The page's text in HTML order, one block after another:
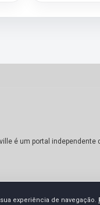
é um portal
experiência de navegação.